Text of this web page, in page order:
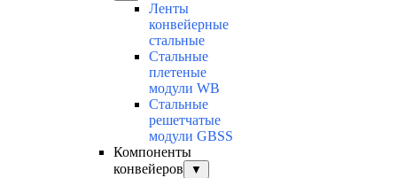
Ленты
конвейерные
стальные
Стальные
плетеные
модули WB
Стальные
решетчатые
модули GBSS
Компоненты
конвейеров
▼